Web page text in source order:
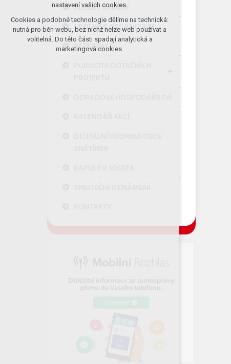
SLUŽBY A FIRMY
SPOLKY A ORGANIZACE
REZERVACE
Přijmout všechny cookies
Odmítnout vše
nastavení vašich cookies.
Cookies a podobné technologie dělíme na technická:
nutná pro běh webu, bez nichž nelze web používat a
volitelná. Do této části spadají analytická a
marketingová cookies.